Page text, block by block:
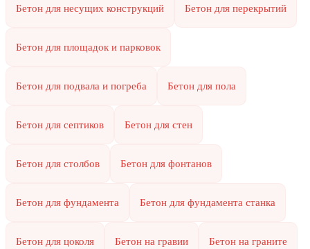
Бетон для несущих конструкций Бетон для перекрытий
Бетон для площадок и парковок
Бетон для подвала и погреба Бетон для пола
Бетон для септиков Бетон для стен
Бетон для столбов Бетон для фонтанов
Бетон для фундамента Бетон для фундамента станка
Бетон для цоколя Бетон на гравии Бетон на граните